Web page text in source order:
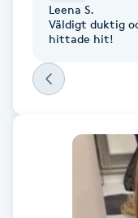
Fettreducering
Fibromassage
Fillers
Leena S.
Väldigt duktig
hittade hit!